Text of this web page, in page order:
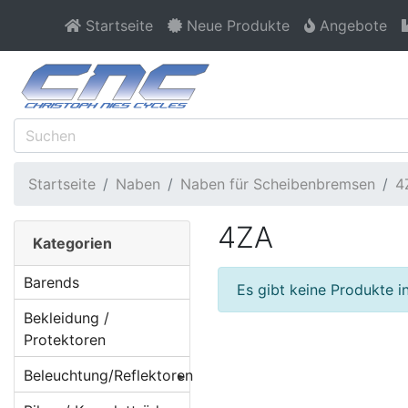
Startseite Neue Produkte Angebote
Startseite Naben Naben für Scheibenbremsen
4ZA
Es gibt keine Produkte
Kategorien
Barends
Bekleidung /
Protektoren
Beleuchtung/Reflektoren